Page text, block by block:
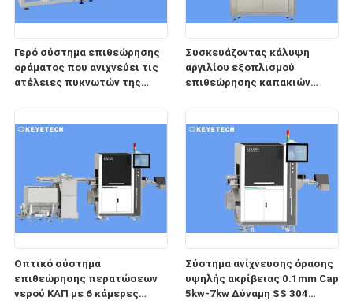
Γερό σύστημα επιθεώρησης
οράματος που ανιχνεύει τις
ατέλειες πυκνωτών της
Συσκευάζοντας κάλυψη
αργιλίου εξοπλισμού
επιθεώρησης καπακιών
Οπτικό σύστημα
επιθεώρησης περατώσεων
νερού ΚΑΠ με 6 κάμερες
Σύστημα ανίχνευσης όρασης
υψηλής ακρίβειας 0.1mm Cap
5kw-7kw Δύναμη SS 304